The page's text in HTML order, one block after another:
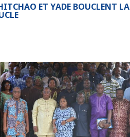
ET YADE BOUCLENT LA